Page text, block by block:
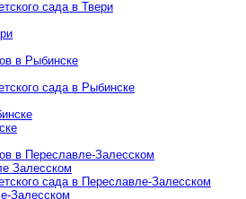
сада в Твери
в Рыбинске
сада в Рыбинске
в Переславле-Залесском
Залесском
сада в Переславле-Залесском
Залесском